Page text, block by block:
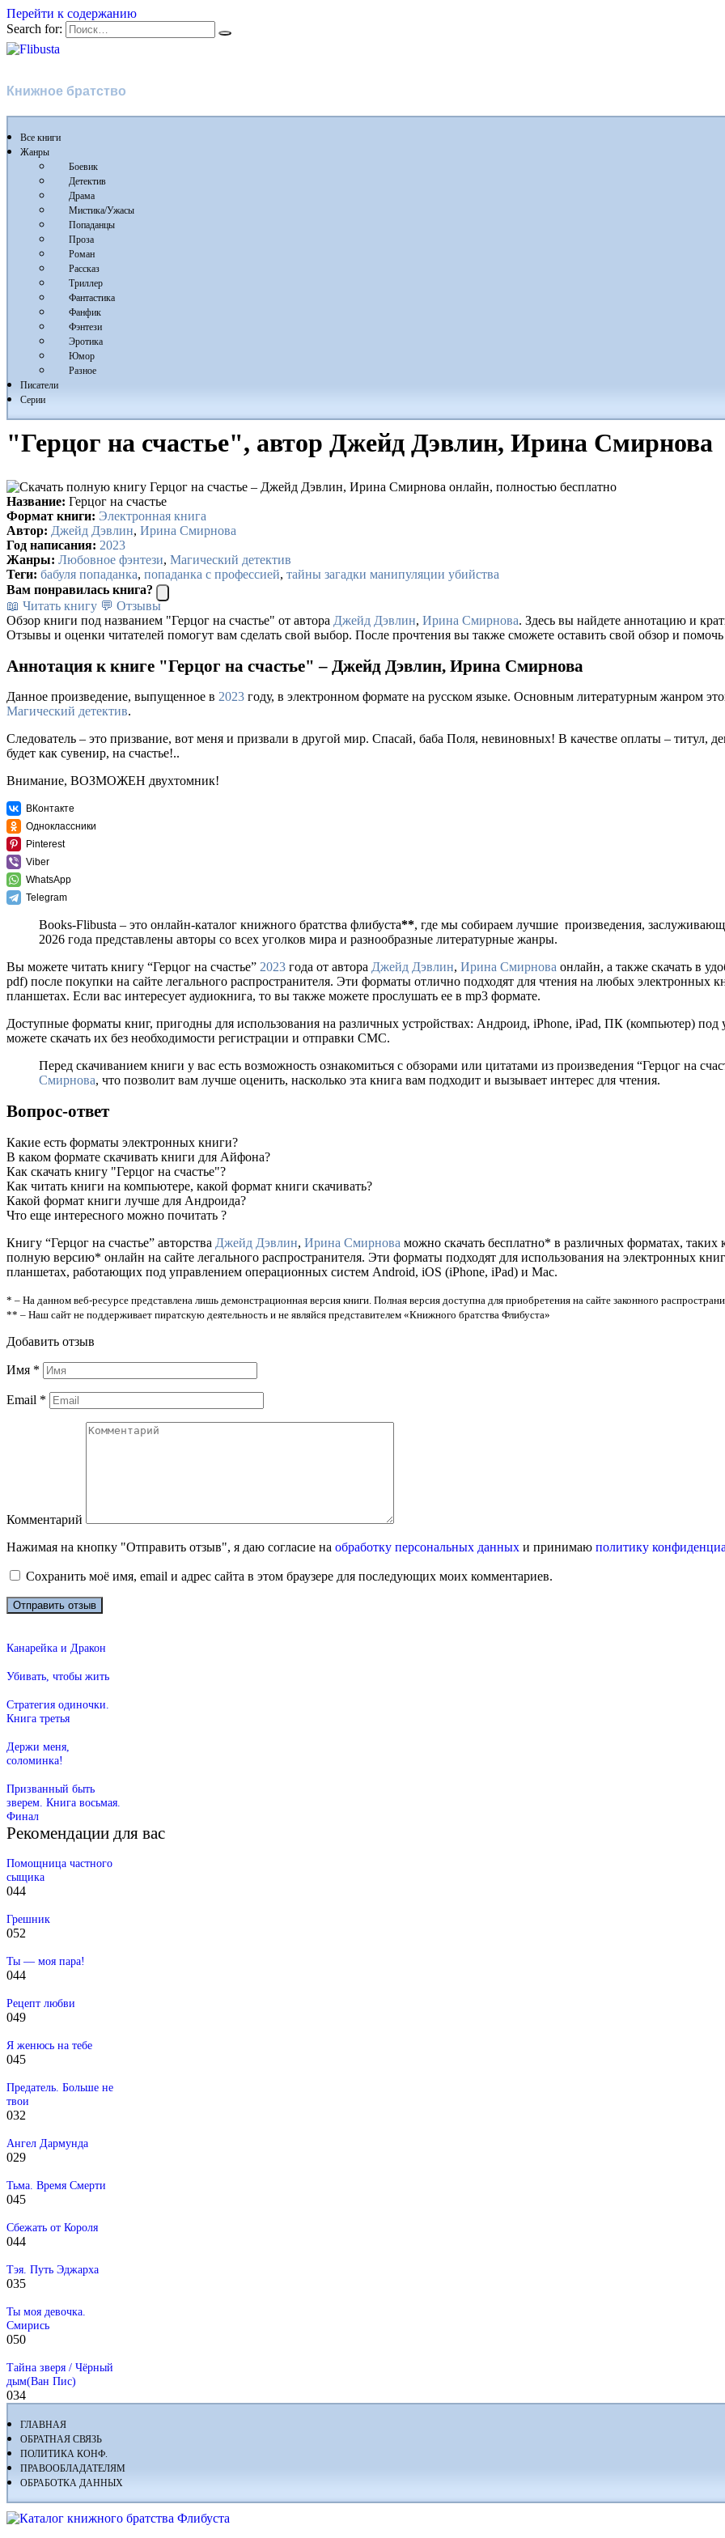
Перейти к содержанию
Search for:
Книжное братство
Все книги
Жанры
Боевик
Детектив
Драма
Мистика/Ужасы
Попаданцы
Проза
Роман
Рассказ
Триллер
Фантастика
Фанфик
Фэнтези
Эротика
Юмор
Разное
Писатели
Серии
"Герцог на счастье", автор Джейд Дэвлин, Ирина Смирнова
Название: Герцог на счастье
Формат книги: Электронная книга
Автор: Джейд Дэвлин, Ирина Смирнова
Год написания: 2023
Жанры: Любовное фэнтези, Магический детектив
Теги: бабуля попаданка, попаданка с профессией, тайны загадки манипуляции убийства
Вам понравилась книга?
📖 Читать книгу 💬 Отзывы
Обзор книги под названием "Герцог на счастье" от автора Джейд Дэвлин, Ирина Смирнова. Здесь вы найдете аннотацию и
Отзывы и оценки читателей помогут вам сделать свой выбор. После прочтения вы также сможете оставить свой обзор и
Аннотация к книге "Герцог на счастье" – Джейд Дэвлин, Ирина Смирнова
Данное произведение, выпущенное в 2023 году, в электронном формате на русском языке. Основным литературным жанром
Магический детектив.
Следователь – это призвание, вот меня и призвали в другой мир. Спасай, баба Поля, невиновных! В качестве оплаты – титул,
будет как сувенир, на счастье!..
Внимание, ВОЗМОЖЕН двухтомник!
ВКонтакте
Одноклассники
Pinterest
Viber
WhatsApp
Telegram
Books-Flibusta – это онлайн-каталог книжного братства флибуста**, где мы собираем лучшие произведения,
2026 года представлены авторы со всех уголков мира и разнообразные литературные жанры.
Вы можете читать книгу “Герцог на счастье” 2023 года от автора Джейд Дэвлин, Ирина Смирнова онлайн, а также скачать в
pdf) после покупки на сайте легального распространителя. Эти форматы отлично подходят для чтения на любых электронных
планшетах. Если вас интересует аудиокнига, то вы также можете прослушать ее в mp3 формате.
Доступные форматы книг, пригодны для использования на различных устройствах: Андроид, iPhone, iPad, ПК (компьютер)
можете скачать их без необходимости регистрации и отправки СМС.
Перед скачиванием книги у вас есть возможность ознакомиться с обзорами или цитатами из произведения “Герцог на
Смирнова, что позволит вам лучше оценить, насколько эта книга вам подходит и вызывает интерес для чтения.
Вопрос-ответ
Какие есть форматы электронных книги?
В каком формате скачивать книги для Айфона?
Как скачать книгу "Герцог на счастье"?
Как читать книги на компьютере, какой формат книги скачивать?
Какой формат книги лучше для Андроида?
Что еще интересного можно почитать ?
Книгу “Герцог на счастье” авторства Джейд Дэвлин, Ирина Смирнова можно скачать бесплатно* в различных форматах, таких
полную версию* онлайн на сайте легального распространителя. Эти форматы подходят для использования на электронных
планшетах, работающих под управлением операционных систем Android, iOS (iPhone, iPad) и Mac.
* – На данном веб-ресурсе представлена лишь демонстрационная версия книги. Полная версия доступна для приобретения на сайте законного
** – Наш сайт не поддерживает пиратскую деятельность и не являйся представителем «Книжного братства Флибуста»
Добавить отзыв
Имя *
Email *
Комментарий
Нажимая на кнопку "Отправить отзыв", я даю согласие на обработку персональных данных и принимаю политику
Сохранить моё имя, email и адрес сайта в этом браузере для последующих моих комментариев.
Канарейка и Дракон
Убивать, чтобы жить
Стратегия одиночки.
Книга третья
Держи меня,
соломинка!
Призванный быть
зверем. Книга восьмая.
Финал
Рекомендации для вас
Помощница частного
сыщика
044
Грешник
052
Ты — моя пара!
044
Рецепт любви
049
Я женюсь на тебе
045
Предатель. Больше не
твои
032
Ангел Дармунда
029
Тьма. Время Смерти
045
Сбежать от Короля
044
Тэя. Путь Эджарха
035
Ты моя девочка.
Смирись
050
Тайна зверя / Чёрный
дым(Ван Пис)
034
ГЛАВНАЯ
ОБРАТНАЯ СВЯЗЬ
ПОЛИТИКА КОНФ.
ПРАВООБЛАДАТЕЛЯМ
ОБРАБОТКА ДАННЫХ